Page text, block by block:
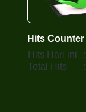
Hits Counter
Hits Hari ini
:
Total Hits
: